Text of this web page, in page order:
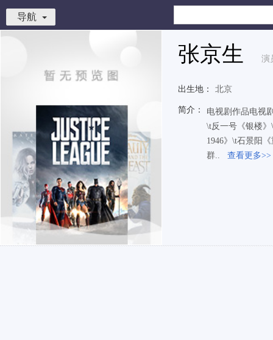
导航
张京生 演
出生地： 北京
简介：
电视剧作品电视
\t反一号《银楼
1946》\t石景阳
群..
查看更多>>